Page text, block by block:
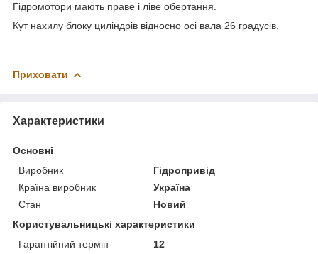
Гідромотори мають праве і ліве обертання.
Кут нахилу блоку циліндрів відносно осі вала 26 градусів.
Приховати
Характеристики
Основні
Виробник
Гідропривід
Країна виробник
Україна
Стан
Новий
Користувальницькі характеристики
Гарантійний термін
12